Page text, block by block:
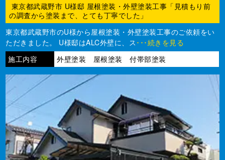
東京都武蔵野市 U様邸 屋根塗装・外壁塗装工事「見積もり前
の調査から塗装まで、とても丁寧でした」
東京都武蔵野市のU様から屋根塗装・外壁塗装工事のご依頼をい
ただきました。 U様邸はALC外壁に、ス ･･･続きを見る
施工内容
外壁塗装 屋根塗装 付帯部塗装